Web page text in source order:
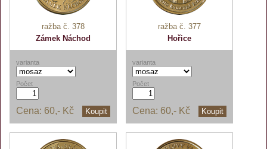
ražba č. 378
Zámek Náchod
varianta
Počet
Koupit
Cena: 60,- Kč
ražba č. 377
Hořice
varianta
Počet
Koupit
Cena: 60,- Kč